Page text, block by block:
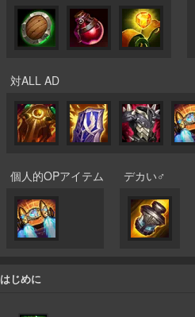
対ALL AD
個人的OPアイテム デカい♂
はじめに